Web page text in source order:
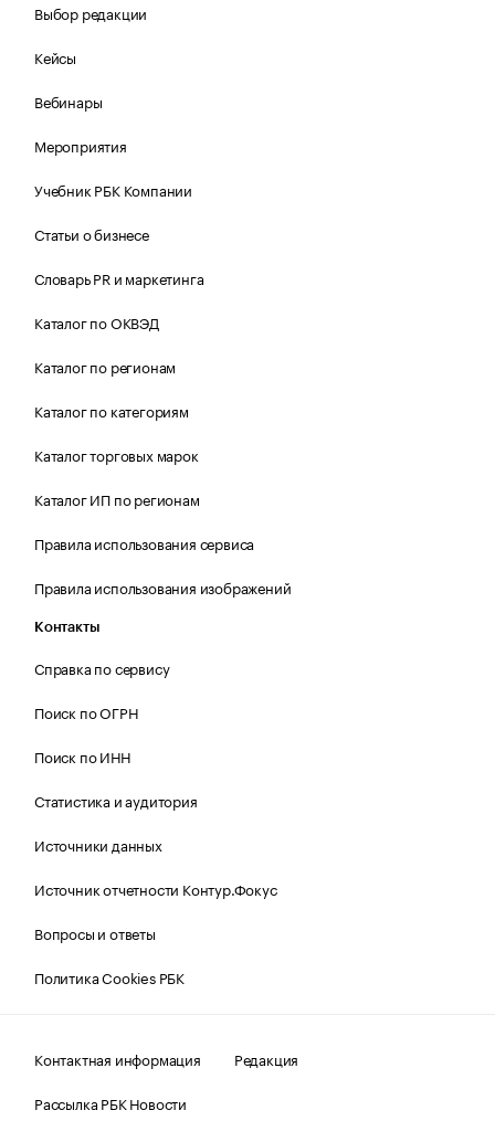
Выбор редакции
Кейсы
Вебинары
Мероприятия
Учебник РБК Компании
Статьи о бизнесе
Словарь PR и маркетинга
Каталог по ОКВЭД
Каталог по регионам
Каталог по категориям
Каталог торговых марок
Каталог ИП по регионам
Правила использования сервиса
Правила использования изображений
Контакты
Справка по сервису
Поиск по ОГРН
Поиск по ИНН
Статистика и аудитория
Источники данных
Источник отчетности Контур.Фокус
Вопросы и ответы
Политика Cookies РБК
Контактная информация
Редакция
Рассылка РБК Новости